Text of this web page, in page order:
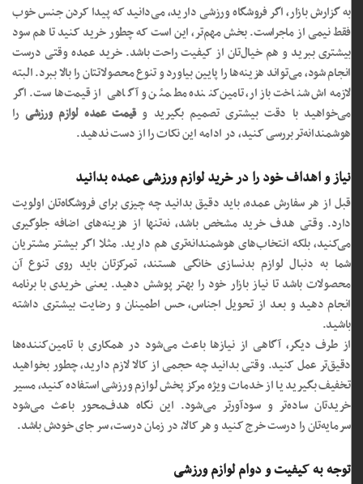
به گزارش بازار، اگر فروشگاه ورزشی دارید، می‌دانید که پیدا کردن جنس خوب
فقط نیمی از ماجراست. بخش مهم‌تر، این است که چطور خرید کنید تا هم سود
بیشتری ببرید و هم خیال‌تان از کیفیت راحت باشد. خرید عمده وقتی درست
انجام شود، می‌تواند هزینه‌ها را پایین بیاورد و تنوع محصولاتتان را بالا ببرد. البته
لازمه‌اش شناخت بازار، تامین‌کننده مطمئن و آگاهی از قیمت‌هاست. اگر
می‌خواهید با دقت بیشتری تصمیم بگیرید وقیمت عمده لوازم ورزشیرا
هوشمندانه‌تر بررسی کنید، در ادامه این نکات را از دست ندهید.
نیاز و اهداف خود را در خرید لوازم ورزشی عمده بدانید
قبل از هر سفارش عمده، باید دقیق بدانید چه چیزی برای فروشگاه‌تان اولویت
دارد. وقتی هدف خرید مشخص باشد، نه‌تنها از هزینه‌های اضافه جلوگیری
می‌کنید، بلکه انتخاب‌های هوشمندانه‌تری هم دارید. مثلا اگر بیشتر مشتریان
شما به دنبال لوازم بدنسازی خانگی هستند، تمرکزتان باید روی تنوع آن
محصولات باشد تا نیاز بازار خود را بهتر پوشش دهید. یعنی خریدی با برنامه
انجام دهید و بعد از تحویل اجناس، حس اطمینان و رضایت بیشتری داشته
باشید.
از طرف دیگر، آگاهی از نیازها باعث می‌شود در همکاری با تامین‌کننده‌ها
دقیق‌تر عمل کنید. وقتی بدانید چه حجمی از کالا لازم دارید، چطور بخواهید
تخفیف بگیرید یا از خدمات ویژه مرکز پخش لوازم ورزشی استفاده کنید، مسیر
خریدتان ساده‌تر و سودآورتر می‌شود. این نگاه هدف‌محور باعث می‌شود
سرمایه‌تان را درست خرج کنید و هر کالا، در زمان درست، سر جای خودش باشد.
توجه به کیفیت و دوام لوازم ورزشی